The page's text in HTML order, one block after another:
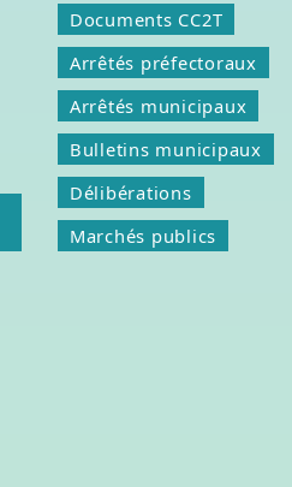
Documents CC2T
Arrêtés préfectoraux
Arrêtés municipaux
Bulletins municipaux
Délibérations
Marchés publics